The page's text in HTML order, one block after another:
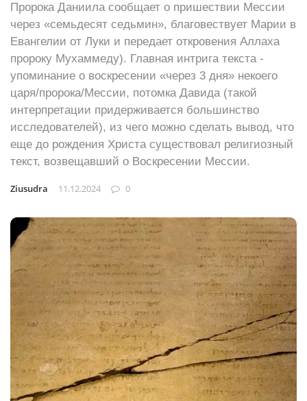
Пророка Даниила сообщает о пришествии Мессии
через «семьдесят седьмин», благовествует Марии в
Евангелии от Луки и передает откровения Аллаха
пророку Мухаммеду). Главная интрига текста -
упоминание о воскресении «через 3 дня» некоего
царя/пророка/Мессии, потомка Давида (такой
интерпретации придерживается большинство
исследователей), из чего можно сделать вывод, что
еще до рождения Христа существовал религиозный
текст, возвещавший о Воскресении Мессии.
Ziusudra 11.12.2024 0